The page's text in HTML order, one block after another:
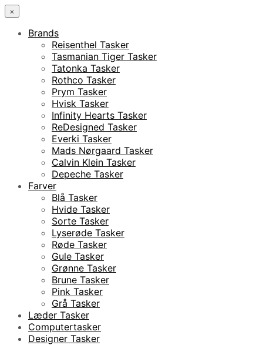
×
Brands
Reisenthel Tasker
Tasmanian Tiger Tasker
Tatonka Tasker
Rothco Tasker
Prym Tasker
Hvisk Tasker
Infinity Hearts Tasker
ReDesigned Tasker
Everki Tasker
Mads Nørgaard Tasker
Calvin Klein Tasker
Depeche Tasker
Farver
Blå Tasker
Hvide Tasker
Sorte Tasker
Lyserøde Tasker
Røde Tasker
Gule Tasker
Grønne Tasker
Brune Tasker
Pink Tasker
Grå Tasker
Læder Tasker
Computertasker
Designer Tasker